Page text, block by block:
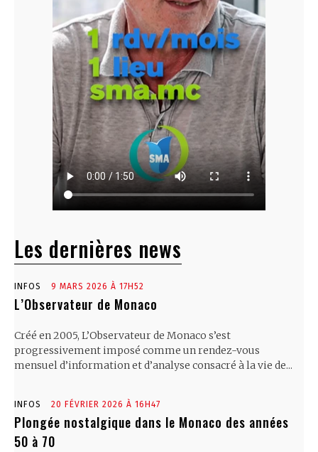
Les dernières news
INFOS 9 MARS 2026 À 17H52
L’Observateur de Monaco
Créé en 2005, L’Observateur de Monaco s’est
progressivement imposé comme un rendez-vous
mensuel d’information et d’analyse consacré à la vie de...
INFOS 20 FÉVRIER 2026 À 16H47
Plongée nostalgique dans le Monaco des années
50 à 70